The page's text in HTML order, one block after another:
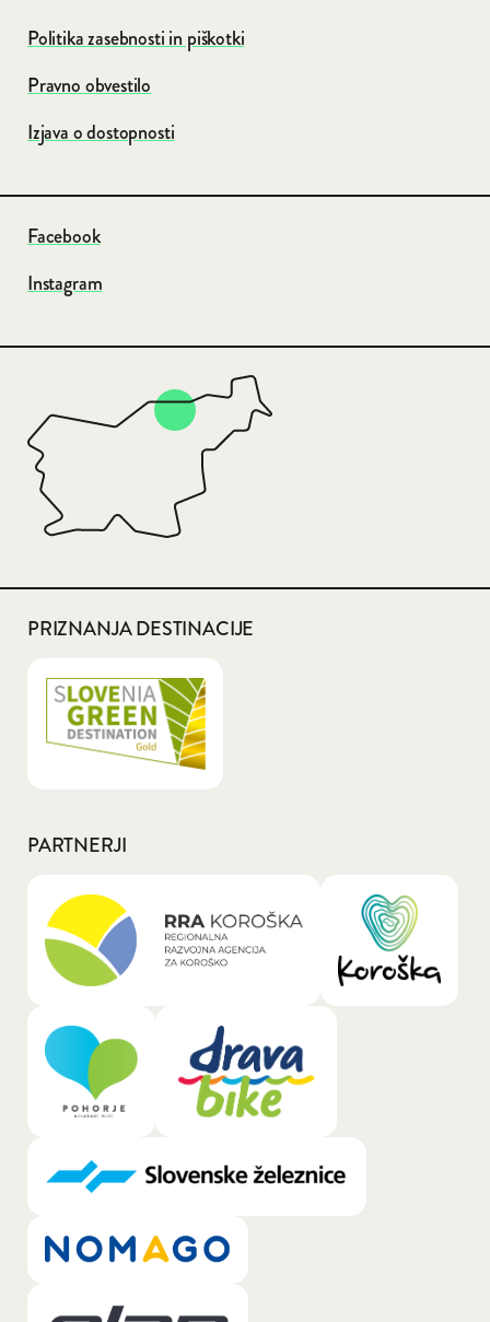
Politika zasebnosti in piškotki
Pravno obvestilo
Izjava o dostopnosti
Facebook
Instagram
PRIZNANJA DESTINACIJE
PARTNERJI
General.LOGO_LINK_TEXT_A11Y: RRA
General.LOGO_LINK_TEXT_A11Y: Pohorje
General.LOGO_LINK_TEXT_A11Y:
General.LOGO_LINK_TEXT_A11Y: Nomago